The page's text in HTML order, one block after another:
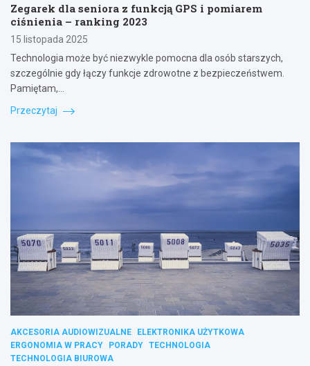
Zegarek dla seniora z funkcją GPS i pomiarem
ciśnienia – ranking 2023
15 listopada 2025
Technologia może być niezwykle pomocna dla osób starszych,
szczególnie gdy łączy funkcje zdrowotne z bezpieczeństwem.
Pamiętam,…
Przeczytaj
AKCESORIA AUDIOWIZUALNE
ELEKTRONIKA UŻYTKOWA
ERGONOMIA W PRACY
PORADY TECHNOLOGIA
TECHNOLOGIA BIUROWA